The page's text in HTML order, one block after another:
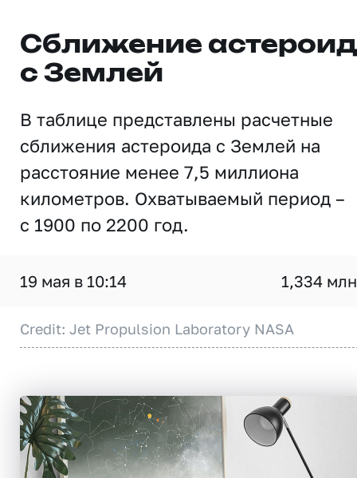
Сближение
с Землей
В таблице представлены расчетные
сближения астероида с Землей на
расстояние менее 7,5 миллиона
километров. Охватываемый период –
с 1900 по 2200 год.
19 мая в 10:14 1,334
Credit: Jet Propulsion Laboratory NASA